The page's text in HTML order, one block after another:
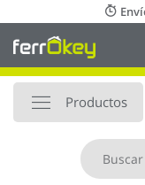
al
contenido
Productos